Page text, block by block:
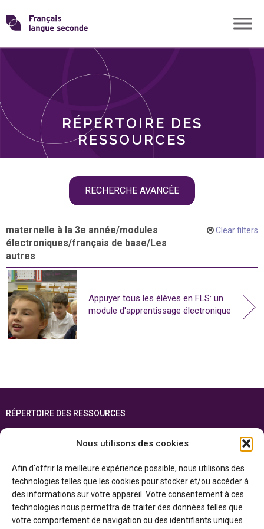
Nous utilisons des cookies
Afin d'offrir la meilleure expérience possible, nous utilisons des
technologies telles que les cookies pour stocker et/ou accéder à
des informations sur votre appareil. Votre consentement à ces
technologies nous permettra de traiter des données telles que
votre comportement de navigation ou des identifiants uniques
Skip
toTransformons
langue
RÉPERTOIRE DES
RESSOURCES
RECHERCHE AVANCÉE
THÈMES
maternelle à la 3e année/modules
électroniques/français de base/Les
autres
Clear filters
Appuyer tous les élèves en FLS: un
module d'apprentissage électronique
RÉPERTOIRE DES RESSOURCES
ENGLISH
Cette ressource est réalisée grâce au soutien financier du gouvernement de
l’Ontario et du gouvernement duCanada par l’entremise du ministère du
Patrimoine canadien